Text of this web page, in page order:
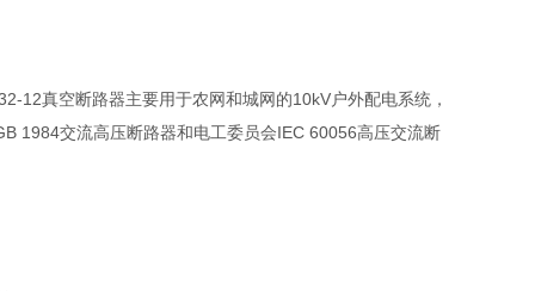
真空断路器主要用于农网和城网的10kV户外配电系统，
1984交流高压断路器和电工委员会IEC 60056高压交流断